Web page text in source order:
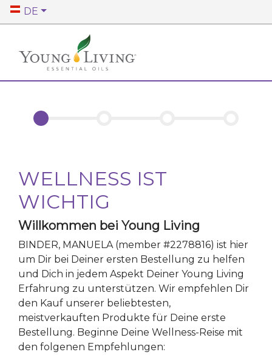
DE
WELLNESS IST
WICHTIG
Willkommen bei Young Living
BINDER, MANUELA(member #2278816) ist hier
um Dir bei Deiner ersten Bestellung zu helfen
und Dich in jedem Aspekt Deiner Young Living
Erfahrung zu unterstützen. Wir empfehlen Dir
den Kauf unserer beliebtesten,
meistverkauften Produkte für Deine erste
Bestellung. Beginne Deine Wellness-Reise mit
den folgenen Empfehlungen: